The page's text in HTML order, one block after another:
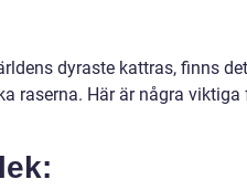
dyraste kattras, finns
raserna. Här är några viktiga